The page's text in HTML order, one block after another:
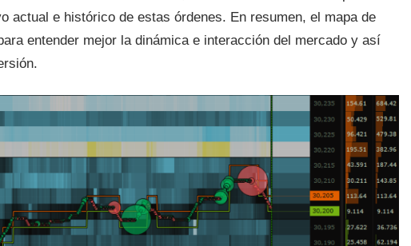
actual e histórico de estas órdenes. En resumen, el mapa de
entender mejor la dinámica e interacción del mercado y así